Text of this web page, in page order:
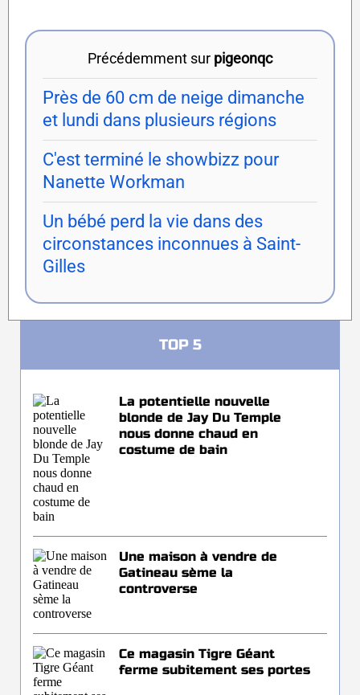
Précédemment sur pigeonqc
Près de 60 cm de neige dimanche
et lundi dans plusieurs régions
C'est terminé le showbizz pour
Nanette Workman
Un bébé perd la vie dans des
circonstances inconnues à Saint-
Gilles
TOP 5
La potentielle nouvelle
blonde de Jay Du Temple
nous donne chaud en
costume de bain
Une maison à vendre de
Gatineau sème la
controverse
Ce magasin Tigre Géant
ferme subitement ses portes